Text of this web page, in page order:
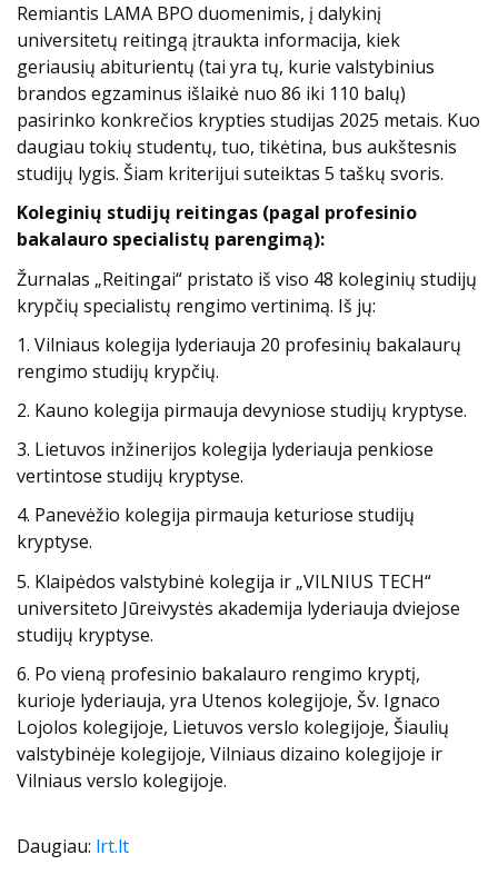
Remiantis LAMA BPO duomenimis, į dalykinį
universitetų reitingą įtraukta informacija, kiek
geriausių abiturientų (tai yra tų, kurie valstybinius
brandos egzaminus išlaikė nuo 86 iki 110 balų)
pasirinko konkrečios krypties studijas 2025 metais. Kuo
daugiau tokių studentų, tuo, tikėtina, bus aukštesnis
studijų lygis. Šiam kriterijui suteiktas 5 taškų svoris.
Koleginių studijų reitingas (pagal profesinio
bakalauro specialistų parengimą):
Žurnalas „Reitingai“ pristato iš viso 48 koleginių studijų
krypčių specialistų rengimo vertinimą. Iš jų:
1. Vilniaus kolegija lyderiauja 20 profesinių bakalaurų
rengimo studijų krypčių.
2. Kauno kolegija pirmauja devyniose studijų kryptyse.
3. Lietuvos inžinerijos kolegija lyderiauja penkiose
vertintose studijų kryptyse.
4. Panevėžio kolegija pirmauja keturiose studijų
kryptyse.
5. Klaipėdos valstybinė kolegija ir „VILNIUS TECH“
universiteto Jūreivystės akademija lyderiauja dviejose
studijų kryptyse.
6. Po vieną profesinio bakalauro rengimo kryptį,
kurioje lyderiauja, yra Utenos kolegijoje, Šv. Ignaco
Lojolos kolegijoje, Lietuvos verslo kolegijoje, Šiaulių
valstybinėje kolegijoje, Vilniaus dizaino kolegijoje ir
Vilniaus verslo kolegijoje.
Daugiau: lrt.lt